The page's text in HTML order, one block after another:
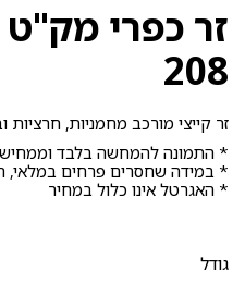
זר כפרי מק"ט
208
זר קייצי מורכב מחמניות, חרציות
* התמונה להמחשה בלבד וממחישה
* במידה שחסרים פרחים במלאי,
* האגרטל אינו כלול במחיר
גודל